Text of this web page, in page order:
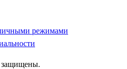
режимами
защищены.